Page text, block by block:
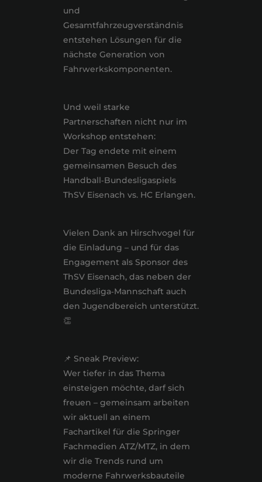
und
Gesamtfahrzeugverständnis
entstehen Lösungen für die
nächste Generation von
Fahrwerkskomponenten.
Und weil starke
Partnerschaften nicht nur im
Workshop entstehen:
Der Tag endete mit einem
gemeinsamen Besuch des
Handball‑Bundesligaspiels
ThSV Eisenach vs. HC Erlangen.
Vielen Dank an Hirschvogel für
die Einladung – und für das
Engagement als Sponsor des
ThSV Eisenach, das neben der
Bundesliga‑Mannschaft auch
den Jugendbereich unterstützt.
👏
📌 Sneak Preview:
Wer tiefer in das Thema
einsteigen möchte, darf sich
freuen – gemeinsam arbeiten
wir aktuell an einem
Fachartikel für die Springer
Fachmedien ATZ/MTZ, in dem
wir die Trends rund um
moderne Fahrwerksbauteile